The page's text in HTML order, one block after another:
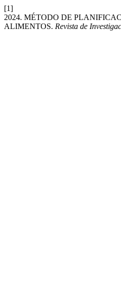
[1]
2024. MÉTODO DE
ALIMENTOS. Revista de